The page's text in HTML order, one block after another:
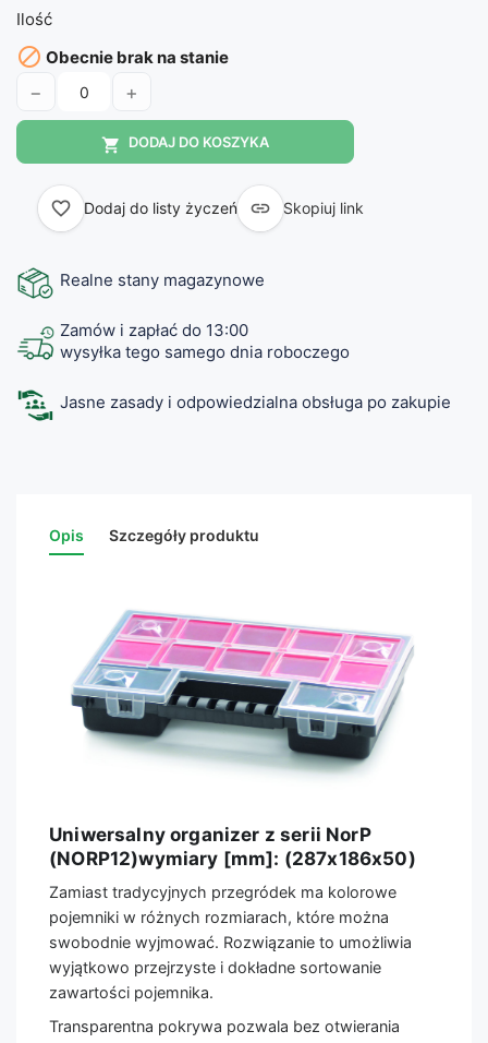
Ilość
 Obecnie brak na stanie
− +
 DODAJ DO KOSZYKA
favorite_border Dodaj do listy życzeń  Skopiuj link
Realne stany magazynowe
Zamów i zapłać do 13:00
wysyłka tego samego dnia roboczego
Jasne zasady i odpowiedzialna obsługa po zakupie
Opis Szczegóły produktu
Uniwersalny organizer z serii NorP
(NORP12)​​​​​​​wymiary [mm]: (287x186x50)
Zamiast tradycyjnych przegródek ma kolorowe
pojemniki w różnych rozmiarach, które można
swobodnie wyjmować. Rozwiązanie to umożliwia
wyjątkowo przejrzyste i dokładne sortowanie
zawartości pojemnika.
Transparentna pokrywa pozwala bez otwierania